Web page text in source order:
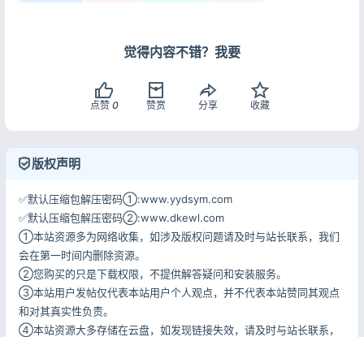
觉得内容不错？我要
点赞 0 赞赏 分享 收藏
版权声明
✅默认压缩包解压密码①:www.yydsym.com
✅默认压缩包解压密码②:www.dkewl.com
①本站资源多为网络收集，如涉及版权问题请及时与站长联系，我们
会在第一时间内删除资源。
②您购买的只是下载权限，不提供解答疑问和安装服务。
③本站用户发帖仅代表本站用户个人观点，并不代表本站赞同其观点
和对其真实性负责。
④本站资源大多存储在云盘，如发现链接失效，请及时与站长联系，
记住登录
用户协议 隐私政策